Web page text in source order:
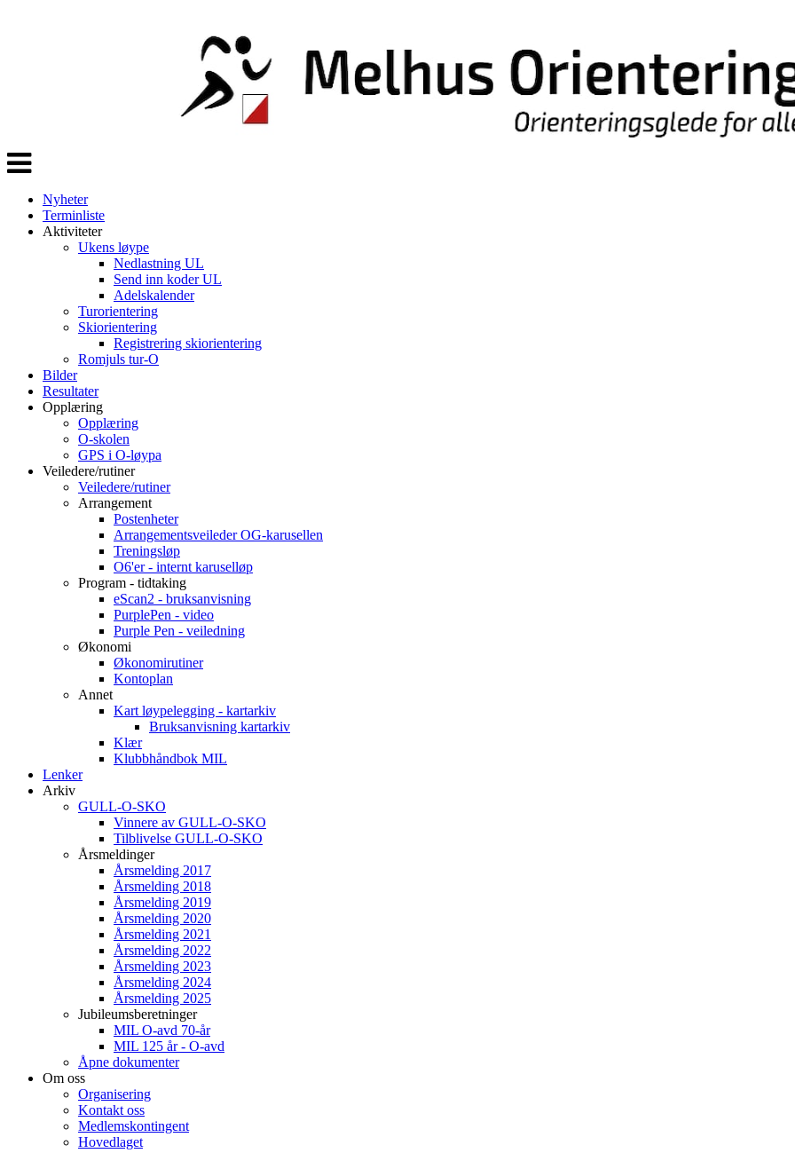
Veksle
navigasjon
Nyheter
Terminliste
Aktiviteter
Ukens løype
Nedlastning UL
Send inn koder UL
Adelskalender
Turorientering
Skiorientering
Registrering skiorientering
Romjuls tur-O
Bilder
Resultater
Opplæring
Opplæring
O-skolen
GPS i O-løypa
Veiledere/rutiner
Veiledere/rutiner
Arrangement
Postenheter
Arrangementsveileder OG-karusellen
Treningsløp
O6'er - internt karuselløp
Program - tidtaking
eScan2 - bruksanvisning
PurplePen - video
Purple Pen - veiledning
Økonomi
Økonomirutiner
Kontoplan
Annet
Kart løypelegging - kartarkiv
Bruksanvisning kartarkiv
Klær
Klubbhåndbok MIL
Lenker
Arkiv
GULL-O-SKO
Vinnere av GULL-O-SKO
Tilblivelse GULL-O-SKO
Årsmeldinger
Årsmelding 2017
Årsmelding 2018
Årsmelding 2019
Årsmelding 2020
Årsmelding 2021
Årsmelding 2022
Årsmelding 2023
Årsmelding 2024
Årsmelding 2025
Jubileumsberetninger
MIL O-avd 70-år
MIL 125 år - O-avd
Åpne dokumenter
Om oss
Organisering
Kontakt oss
Medlemskontingent
Hovedlaget